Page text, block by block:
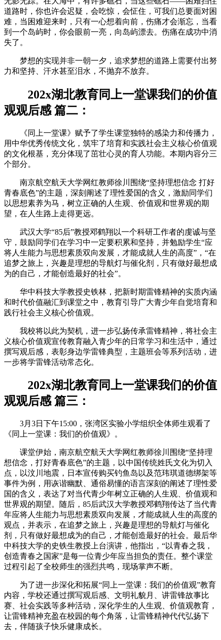
道路时，你也许会迟疑，会吃惊，会怔住，可我们总要面对困
难，当困难迎来时，只有一心想着向前，伤痛才会渐忘，当看
到一个岛屿时，你会眼前一亮，向岛屿漂去。伤痛在成功中消
失了。
梦想的实现并非一朝一夕，追求梦想的道路上需要付出努
力和坚持、汗水甚至泪水，不抛弃不放弃。
202x湖北教育同上一堂课我们的价值
观观后感 篇二：
《同上一堂课》赋予了学生课堂独特的感染力和传播力，
用中华优秀传统文化，筑牢了培育和实践社会主义核心价值观
的文化根基，充分体现了茁壮心灵的育人功能。本期内容分三
个部分。
南京航空航天大学网红教师徐川围绕“坚持理想信念 打好
青春底色”的主题，深刻阐述了理性爱国的含义，激励同学们
以思想素养为马，树立正确的人生观、价值观和世界观的期
望，在人生路上走得更远。
武汉大学“85后”教授邓鹤翔以一个科研工作者的虔诚与坚
守，鼓励同学们在学习中一定要积累和坚持，并勉励学生“应
将人生能力与思想素质双向发展，才能成就人生的高度”，“在
追梦之旅上，兴趣是理想的导航灯与催化剂，只有做好最想成
为的自己，才能创造最好的社会”。
华中科技大学教授史铁林，把新时期雷锋精神的实质内涵
和时代价值融汇到课堂之中，教育引导广大青少年自觉培育和
践行社会主义核心价值观。
我校将以此为契机，进一步弘扬传承雷锋精神，将社会主
义核心价值观宣传教育融入青少年的日常学习和生活中，通过
撰写观后感，表彰身边学雷锋典型，主题班会等系列活动，进
一步将学雷锋活动常态化。
202x湖北教育同上一堂课我们的价值
观观后感 篇三：
3月3日下午15:00，张湾区实验小学组织全体师生观看了
《同上一堂课：我们的价值观》。
课堂伊始，南京航空航天大学网红教师徐川围绕“坚持理
想信念，打好青春底色”的主题，以中国传统姓氏文化为切入
点，以汶川地震，日本宣传购买钓鱼岛以及范玮琪道德绑架等
事件为例，用诙谐幽默、通俗易懂的语言深刻的阐述了理性爱
国的含义，表达了对当代青少年树立正确的人生观、价值观和
世界观的期望。随后，85后武汉大学教授邓鹤翔传达了当代青
年应将人生能力与思想素质双向发展，才能成就人生的高度的
观点，并表示，在追梦之旅上，兴趣是理想的导航灯与催化
剂，只有做好最想成为的自己，才能创造最好的社会。最后华
中科技大学的史铁生教授上台演讲，他指出，“以青春之我，
创造青春之国家”是每一位青少年应当担负的责任。整个课堂
过程引起了全校师生的强烈共鸣，现场掌声不断。
为了进一步深化和拓展“同上一堂课：我们的价值观”教育
内容，学校还通过撰写观后感、文明礼貌月、讲雷锋故事比
赛、社会实践等多种活动，深化学生的人生观、价值观教育，
让雷锋精神充盈在校园的每个角落，让雷锋精神代代弘扬下
去，伴随孩子快乐健康成长。